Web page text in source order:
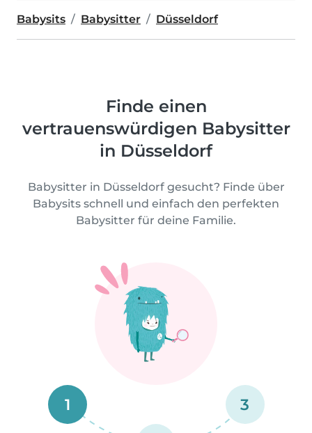
Babysits Babysitter Düsseldorf
Finde einen
vertrauenswürdigen Babysitter
in Düsseldorf
Babysitter in Düsseldorf gesucht? Finde über
Babysits schnell und einfach den perfekten
Babysitter für deine Familie.
1 3